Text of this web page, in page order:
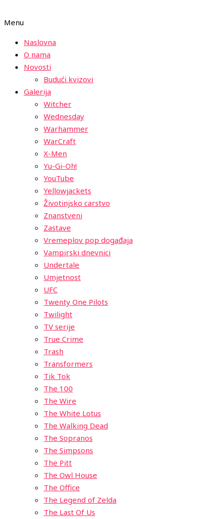
Menu
Naslovna
O nama
Novosti
Budući kvizovi
Galerija
Witcher
Wednesday
Warhammer
WarCraft
X-Men
Yu-Gi-Oh!
YouTube
Yellowjackets
Životinjsko carstvo
Znanstveni
Zastave
Vremeplov pop događaja
Vampirski dnevnici
Undertale
Umjetnost
UFC
Twenty One Pilots
Twilight
TV serije
True Crime
Trash
Transformers
Tik Tok
The 100
The Wire
The White Lotus
The Walking Dead
The Sopranos
The Simpsons
The Pitt
The Owl House
The Office
The Legend of Zelda
The Last Of Us